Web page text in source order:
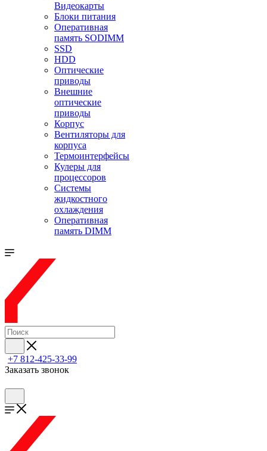
Видеокарты
Блоки питания
Оперативная
память SODIMM
SSD
HDD
Оптические
приводы
Внешние
оптические
приводы
Корпус
Вентиляторы для
корпуса
Термоинтерфейсы
Кулеры для
процессоров
Системы
жидкостного
охлаждения
Оперативная
память DIMM
+7 812-425-33-99
Заказать звонок